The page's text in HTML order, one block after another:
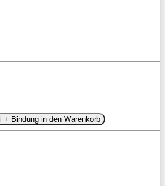
+ Bindung in den Warenkorb